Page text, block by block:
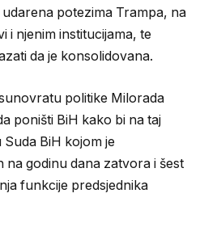
potezima Trampa, na
i njenim institucijama, te
da je konsolidovana.
politike Milorada
poništi BiH kako bi na taj
BiH kojom je
godinu dana zatvora i šest
funkcije predsjednika